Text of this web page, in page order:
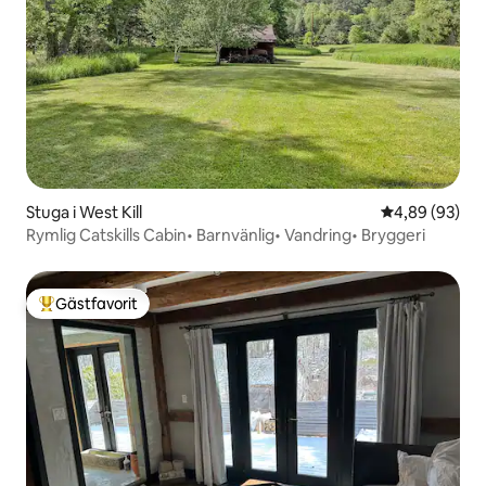
Stuga i West Kill 4,89 av 5 i
4,89 (93)
Rymlig Catskills Cabin• Barnvänlig• Vandring• Bryggeri
Populär gästfavorit
Gästfavorit